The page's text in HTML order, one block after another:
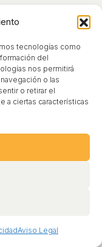
tecnologías como
del
nos permitirá
o las
o retirar el
a ciertas características
Aviso Legal